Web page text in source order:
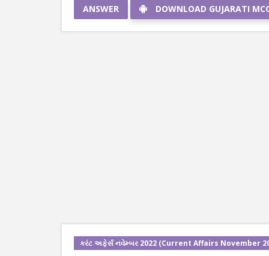
ANSWER DOWNLOAD GUJARATI
કરંટ અફેર્સ નવેમ્બર 2022 (Current Affairs November